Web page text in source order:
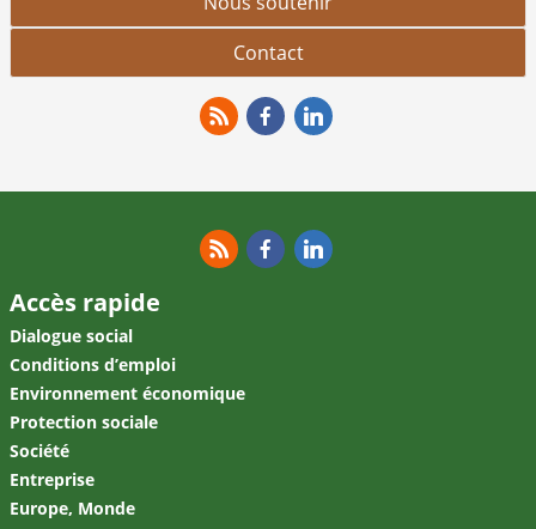
Contact
Accès rapide
Dialogue social
Conditions d’emploi
Environnement économique
Protection sociale
Société
Entreprise
Europe, Monde